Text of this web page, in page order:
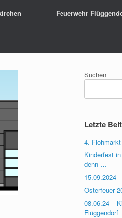
Feuerwehr
Suchen
Letzte
4.
Kinderfest
denn …
15.09.2024
Osterfeuer
08.06.24 –
Flüggendorf